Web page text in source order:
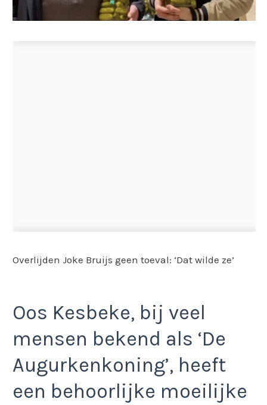
Overlijden Joke Bruijs geen toeval: ‘Dat wilde ze’
Oos Kesbeke, bij veel
mensen bekend als ‘De
Augurkenkoning’, heeft
een behoorlijke moeilijke